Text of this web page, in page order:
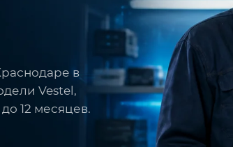
в
Vestel,
12 месяцев.